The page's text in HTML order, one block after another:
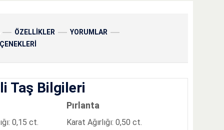
ÖZELLİKLER
YORUMLAR
Taş Bilgileri
: 0,15 ct.
Pırlanta
Karat Ağırlığı: 0,50 ct.